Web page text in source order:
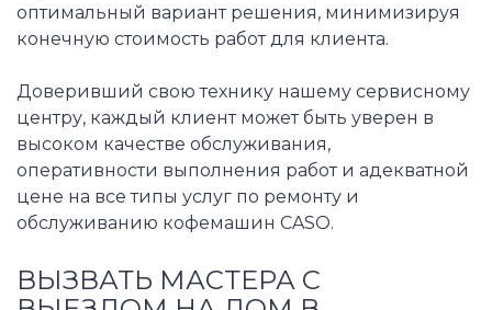
оптимальный вариант решения, минимизируя
конечную стоимость работ для клиента.
Доверивший свою технику нашему сервисному
центру, каждый клиент может быть уверен в
высоком качестве обслуживания,
оперативности выполнения работ и адекватной
цене на все типы услуг по ремонту и
обслуживанию кофемашин CASO.
ВЫЗВАТЬ МАСТЕРА С